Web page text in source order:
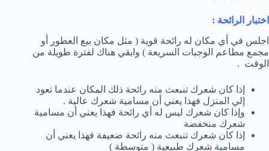
اختبار الرائحة :
اجلس في أي مكان له رائحة قوية ( مثل مكان بيع العطور أو
مجمع مطاعم الوجبات السريعة ) وابقي هناك لفترة طويلة من
الوقت .
إذا كان شعرك تنبعث منه رائحة ذلك المكان عندما تعود
إلي المنزل فهذا يعني أن مسامية شعرك عالية .
وإذا كان شعرك ليس له أي رائحة فهذا يعني أن مسامية
شعرك منخفضة
إذا كان شعرك تنبعث منه رائحة ضعيفة فهذا يعني أن
مسامية شعرك طبيعية ( متوسطة )